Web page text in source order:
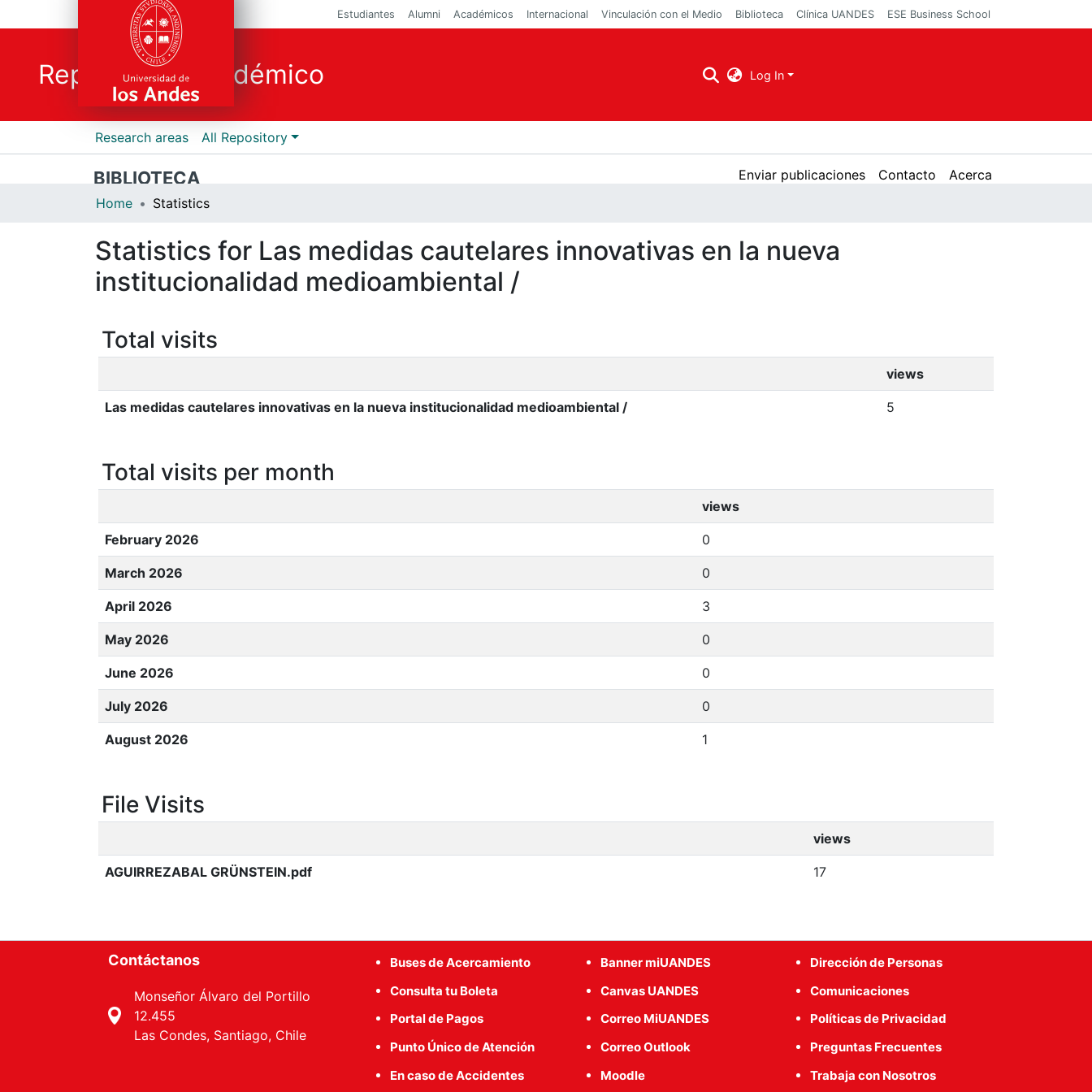
Estudiantes Alumni Académicos Internacional Vinculación con el Medio Biblioteca Clínica UANDES ESE Business School
Repositorio Académico Log In
Research areas All Repository
BIBLIOTECA Enviar publicaciones Contacto
Acerca
Home
Statistics
Statistics for Las medidas cautelares innovativas en la nueva
institucionalidad medioambiental /
Total visits
views
Las medidas cautelares innovativas en la nueva institucionalidad medioambiental / 5
Total visits per month
views
February 2026 0
March 2026 0
April 2026 3
May 2026 0
June 2026 0
July 2026 0
August 2026 1
File Visits
views
AGUIRREZABAL GRÜNSTEIN.pdf 17
Contáctanos
Monseñor Álvaro del Portillo
12.455
Las Condes, Santiago, Chile
Buses de Acercamiento
Consulta tu Boleta
Portal de Pagos
Punto Único de Atención
En caso de Accidentes
Banner miUANDES
Canvas UANDES
Correo MiUANDES
Correo Outlook
Moodle
Dirección de Personas
Comunicaciones
Políticas de Privacidad
Preguntas Frecuentes
Trabaja con Nosotros